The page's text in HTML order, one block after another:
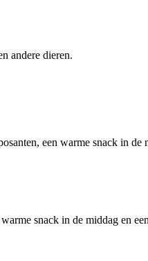
andere dieren.
een warme snack in de
snack in de middag en